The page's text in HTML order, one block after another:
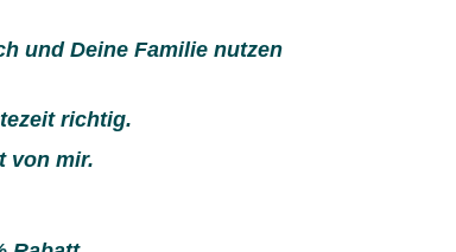
und Deine Familie nutzen
richtig.
von mir.